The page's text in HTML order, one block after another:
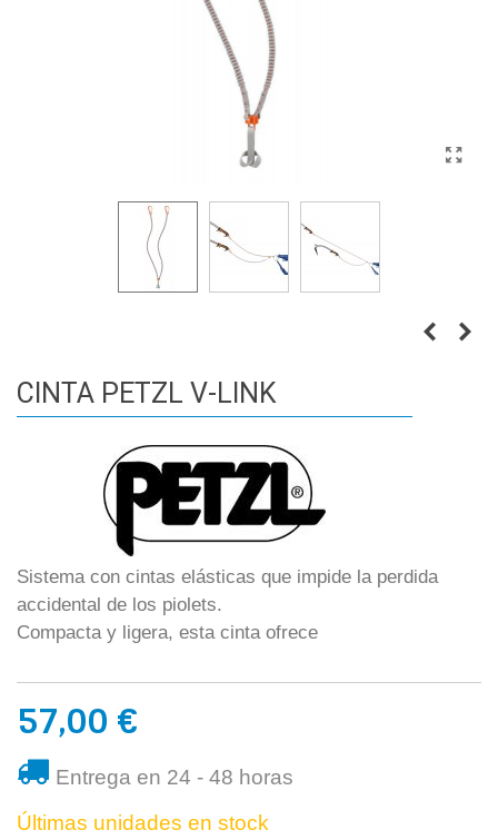
CINTA PETZL V-LINK
Sistema con cintas elásticas que impide la perdida
accidental de los piolets.
Compacta y ligera, esta cinta ofrece
57,00 €
Entrega en 24 - 48 horas
Últimas unidades en stock